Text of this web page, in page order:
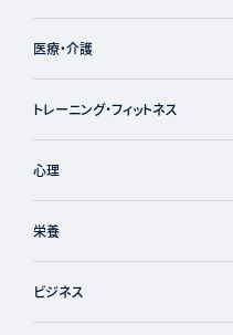
医療・介護
トレーニング・フィットネス
心理
栄養
ビジネス